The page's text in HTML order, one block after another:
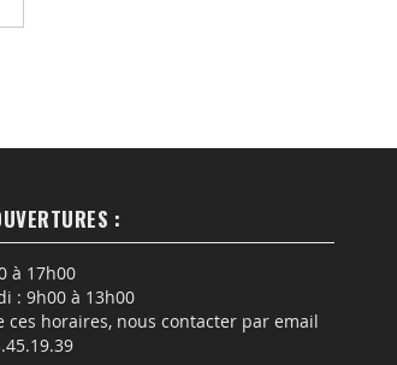
:
à 17h00
: 9h00 à 13h00
ces horaires, nous contacter par email